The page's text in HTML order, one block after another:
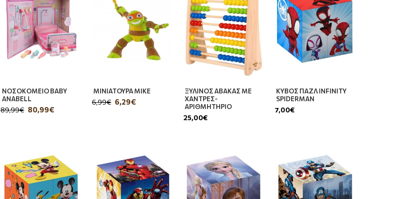
ΝΟΣΟΚΟΜΕΙΟ BABY
ANABELL
80,99€
89,99€
ΜΙΝΙΑΤΟΥΡΑ MIKE
6,29€
6,99€
ΞΥΛΙΝΟΣ ΑΒΑΚΑΣ ΜΕ
ΧΑΝΤΡΕΣ-
ΑΡΙΘΜΗΤΗΡΙΟ
25,00€
ΚΥΒΟΣ ΠΑΖΛ INFINITY
SPIDERMAN
7,00€